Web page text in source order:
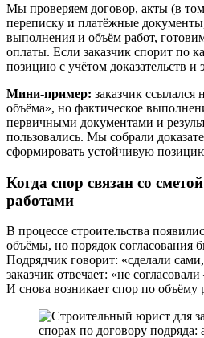
Мы проверяем договор, акты (в
переписку и платёжные
выполнения и объём работ,
оплаты. Если заказчик спорит по
позицию с учётом доказательств и
Мини-пример: заказчик ссылался
объёма», но фактическое
первичными документами и
пользовались. Мы собрали
сформировать устойчивую
Когда спор связан со
работами
В процессе строительства
объёмы, но порядок согласования
Подрядчик говорит: «сделали
заказчик отвечает: «не
И снова возникает спор по объёму